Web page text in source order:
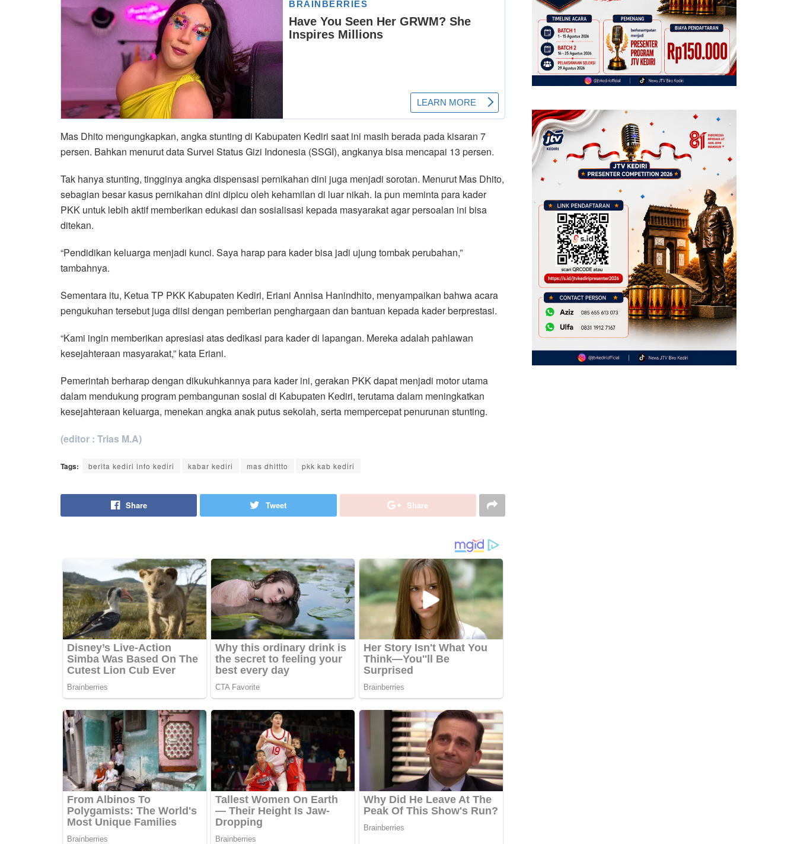
Mas Dhito mengungkapkan, angka stunting di Kabupaten Kediri saat ini masih berada pada kisaran 7
persen. Bahkan menurut data Survei Status Gizi Indonesia (SSGI), angkanya bisa mencapai 13 persen.
Tak hanya stunting, tingginya angka dispensasi pernikahan dini juga menjadi sorotan. Menurut Mas Dhito,
sebagian besar kasus pernikahan dini dipicu oleh kehamilan di luar nikah. Ia pun meminta para kader
PKK untuk lebih aktif memberikan edukasi dan sosialisasi kepada masyarakat agar persoalan ini bisa
ditekan.
“Pendidikan keluarga menjadi kunci. Saya harap para kader bisa jadi ujung tombak perubahan,”
tambahnya.
Sementara itu, Ketua TP PKK Kabupaten Kediri, Eriani Annisa Hanindhito, menyampaikan bahwa acara
pengukuhan tersebut juga diisi dengan pemberian penghargaan dan bantuan kepada kader berprestasi.
“Kami ingin memberikan apresiasi atas dedikasi para kader di lapangan. Mereka adalah pahlawan
kesejahteraan masyarakat,” kata Eriani.
Pemerintah berharap dengan dikukuhkannya para kader ini, gerakan PKK dapat menjadi motor utama
dalam mendukung program pembangunan sosial di Kabupaten Kediri, terutama dalam meningkatkan
kesejahteraan keluarga, menekan angka anak putus sekolah, serta mempercepat penurunan stunting.
(editor : Trias M.A)
Tags: berita kediri info kediri kabar kediri mas dhittto pkk kab kediri
Share Tweet Share